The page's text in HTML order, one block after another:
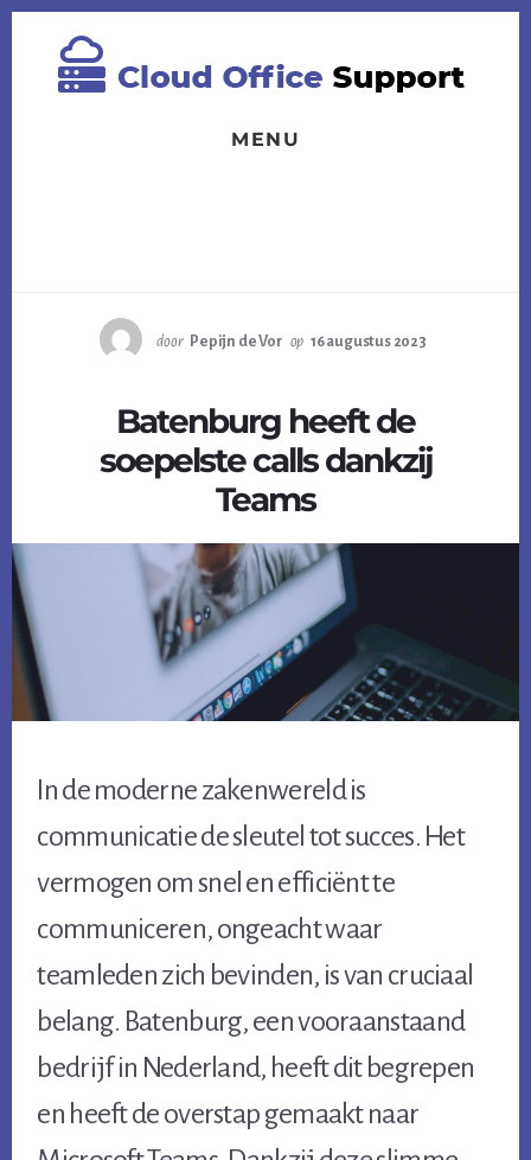
eerste
content
MENU
door Pepijn de Vor op 16 augustus 2023
Batenburg heeft de
soepelste calls dankzij
Teams
In de moderne zakenwereld is
communicatie de sleutel tot succes. Het
vermogen om snel en efficiënt te
communiceren, ongeacht waar
teamleden zich bevinden, is van cruciaal
belang. Batenburg, een vooraanstaand
bedrijf in Nederland, heeft dit begrepen
en heeft de overstap gemaakt naar